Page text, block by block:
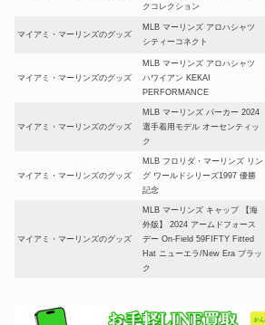
クコレクション
マイアミ・マーリンズのグッズ
MLB マーリンズ アロハシャツ
シティーコネクト
マイアミ・マーリンズのグッズ
MLB マーリンズ アロハシャツ
ハワイアン KEKAI
PERFORMANCE
マイアミ・マーリンズのグッズ
MLB マーリンズ パーカー 2024
選手着用モデル オーセンティッ
ク
マイアミ・マーリンズのグッズ
MLB フロリダ・マーリンズ リン
グ ワールドシリーズ1997 優勝
記念
マイアミ・マーリンズのグッズ
MLB マーリンズ キャップ 【海
外版】 2024 アームドフォース
デー On-Field 59FIFTY Fitted
Hat ニューエラ/New Era ブラッ
ク